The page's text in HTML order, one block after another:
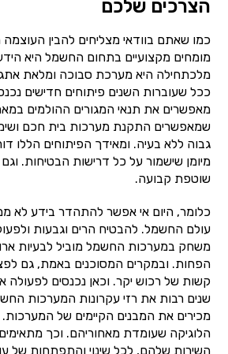
הצרכים שלכם
כמו שאתם בוודאי מצליחים להבין
מומחים מקצועיים בתחום החשמל היא
מלכתחילה היא מערכת סבוכה ומלאת
ככל שעוברות השנים פיתוחים חדישים
שמאפשרים התקנת מערכות בית חכם
גבוה ללא בעיה. ומאידך הפיתוחים הללו
מיומן שישמור על כל דרישות הבטיחות.
שוטפת קבועה.
כלומר, היום אי אפשר להתהדר בידע לא
עולם החשמל. להבטיח הרים וגבעות
משחק במערכות החשמל מוביל לבעיות
הפחות. ובמקרים המסוכנים באמת, גם
קשות של רכוש יקר. וכאן נכנסים לפעולה
שנים רבות את רזי עקרונות המערכות
מכירים את המבנים הקיימים של המערכות.
הלוגיקה שעומדת מאחוריהם. וכך
השירות שלהם, לכל שינוי והתפתחות של